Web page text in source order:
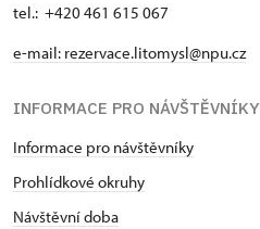
tel.: +420 461 615 067
e-mail: rezervace.litomysl@npu.cz
INFORMACE PRO NÁVŠTĚVNÍKY
Informace pro návštěvníky
Prohlídkové okruhy
Návštěvní doba